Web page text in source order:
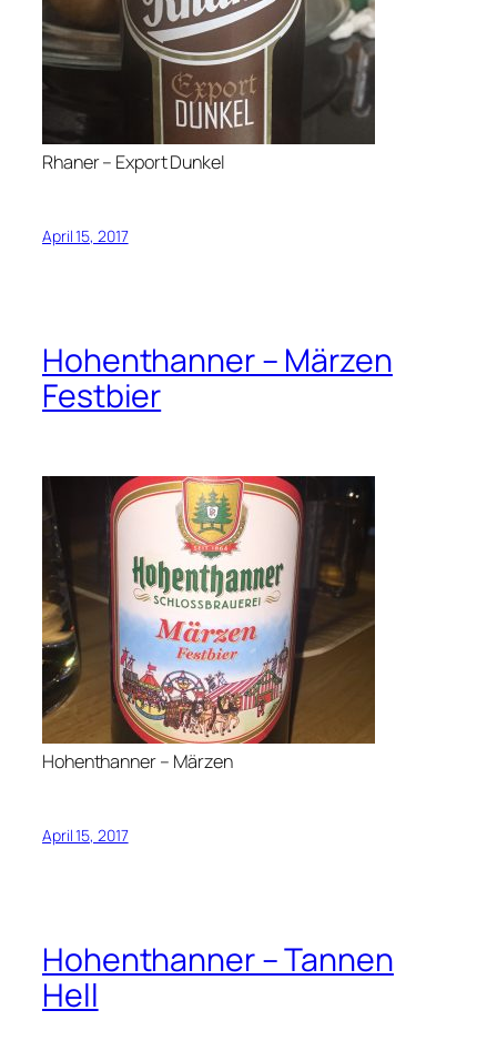
Rhaner – Export Dunkel
April 15, 2017
Hohenthanner – Märzen
Festbier
Hohenthanner – Märzen
April 15, 2017
Hohenthanner – Tannen
Hell